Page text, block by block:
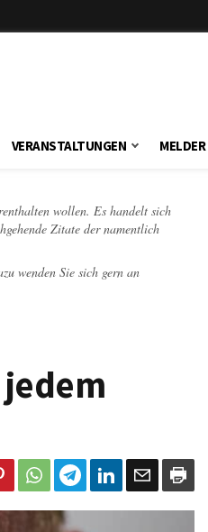
VERANSTALTUNGEN MELDER
wollen. Es handelt sich
Zitate der namentlich
wenden Sie sich gern an